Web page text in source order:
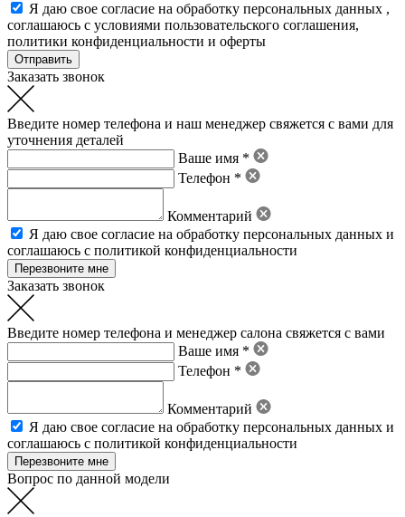
Я даю свое согласие на обработку персональных данных ,
соглашаюсь с условиями пользовательского соглашения,
политики конфиденциальности и оферты
Заказать звонок
Введите номер телефона и наш менеджер свяжется с вами для
уточнения деталей
Ваше имя *
Телефон *
Комментарий
Я даю свое согласие на обработку персональных данных и
соглашаюсь с политикой конфиденциальности
Заказать звонок
Введите номер телефона и менеджер салона свяжется с вами
Ваше имя *
Телефон *
Комментарий
Я даю свое согласие на обработку персональных данных и
соглашаюсь с политикой конфиденциальности
Вопрос по данной модели